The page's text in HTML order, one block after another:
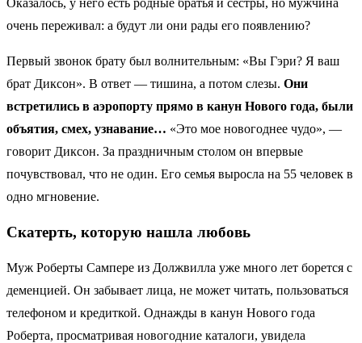
Оказалось, у него есть родные братья и сестры, но мужчина
очень переживал: а будут ли они рады его появлению?
Первый звонок брату был волнительным: «Вы Гэри? Я ваш
брат Диксон». В ответ — тишина, а потом слезы. Они
встретились в аэропорту прямо в канун Нового года, были
объятия, смех, узнавание… «Это мое новогоднее чудо», —
говорит Диксон. За праздничным столом он впервые
почувствовал, что не один. Его семья выросла на 55 человек в
одно мгновение.
Скатерть, которую нашла любовь
Муж Роберты Сампере из Должвилла уже много лет борется с
деменцией. Он забывает лица, не может читать, пользоваться
телефоном и кредиткой. Однажды в канун Нового года
Роберта, просматривая новогодние каталоги, увидела